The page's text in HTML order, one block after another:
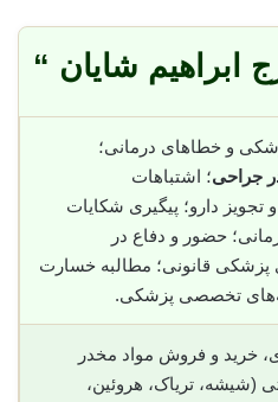
ابراهیم شایان “
و خطاهای درمانی؛
جراحی؛ اشتباهات
دارو؛ پیگیری شکایات
حضور و دفاع در
قانونی؛ مطالبه خسارت
تخصصی پزشکی.
خرید و فروش مواد مخدر
(شیشه، تریاک، هروئین،